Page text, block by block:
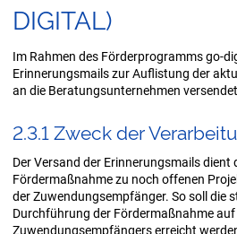
DIGITAL)
Im Rahmen des Förderprogramms go-
Erinnerungsmails zur Auflistung der
an die Beratungsunternehmen
2.3.1 Zweck der
Der Versand der Erinnerungsmails dient
Fördermaßnahme zu noch offenen
der Zuwendungsempfänger. So soll die
Durchführung der Fördermaßnahme auf
Zuwendungsempfängers erreicht